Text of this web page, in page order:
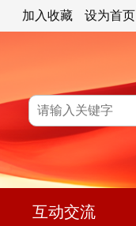
设为首页
加入收藏
互动交流